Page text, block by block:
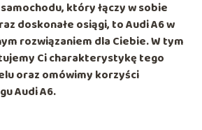
który łączy w sobie
doskonałe osiągi, to Audi A6 w
rozwiązaniem dla Ciebie. W tym
Ci charakterystykę tego
oraz omówimy korzyści
Audi A6.